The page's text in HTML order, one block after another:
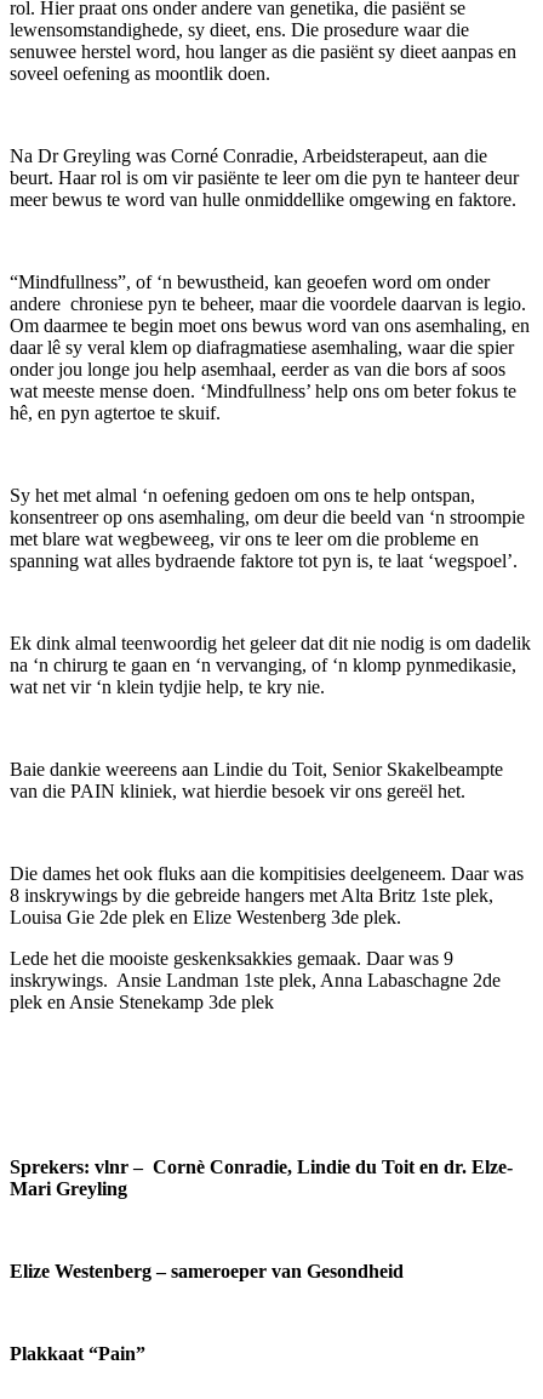
rol. Hier praat ons onder andere van genetika, die pasiënt se
lewensomstandighede, sy dieet, ens. Die prosedure waar die
senuwee herstel word, hou langer as die pasiënt sy dieet aanpas en
soveel oefening as moontlik doen.
Na Dr Greyling was Corné Conradie, Arbeidsterapeut, aan die
beurt. Haar rol is om vir pasiënte te leer om die pyn te hanteer deur
meer bewus te word van hulle onmiddellike omgewing en faktore.
“Mindfullness”, of ‘n bewustheid, kan geoefen word om onder
andere chroniese pyn te beheer, maar die voordele daarvan is legio.
Om daarmee te begin moet ons bewus word van ons asemhaling, en
daar lê sy veral klem op diafragmatiese asemhaling, waar die spier
onder jou longe jou help asemhaal, eerder as van die bors af soos
wat meeste mense doen. ‘Mindfullness’ help ons om beter fokus te
hê, en pyn agtertoe te skuif.
Sy het met almal ‘n oefening gedoen om ons te help ontspan,
konsentreer op ons asemhaling, om deur die beeld van ‘n stroompie
met blare wat wegbeweeg, vir ons te leer om die probleme en
spanning wat alles bydraende faktore tot pyn is, te laat ‘wegspoel’.
Ek dink almal teenwoordig het geleer dat dit nie nodig is om dadelik
na ‘n chirurg te gaan en ‘n vervanging, of ‘n klomp pynmedikasie,
wat net vir ‘n klein tydjie help, te kry nie.
Baie dankie weereens aan Lindie du Toit, Senior Skakelbeampte
van die PAIN kliniek, wat hierdie besoek vir ons gereël het.
Die dames het ook fluks aan die kompitisies deelgeneem. Daar was
8 inskrywings by die gebreide hangers met Alta Britz 1ste plek,
Louisa Gie 2de plek en Elize Westenberg 3de plek.
Lede het die mooiste geskenksakkies gemaak. Daar was 9
inskrywings. Ansie Landman 1ste plek, Anna Labaschagne 2de
plek en Ansie Stenekamp 3de plek
Sprekers: vlnr – Cornè Conradie, Lindie du Toit en dr. Elze-
Mari Greyling
Elize Westenberg – sameroeper van Gesondheid
Plakkaat “Pain”